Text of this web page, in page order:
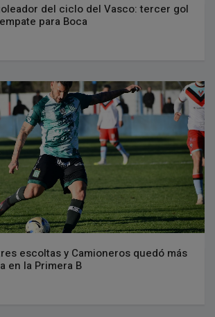
del ciclo del Vasco: tercer gol
para Boca
escoltas y Camioneros quedó más
en la Primera B